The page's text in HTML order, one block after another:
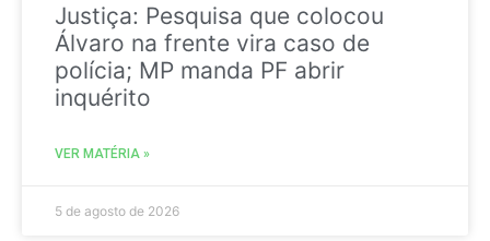
Justiça: Pesquisa que colocou
Álvaro na frente vira caso de
polícia; MP manda PF abrir
inquérito
VER MATÉRIA »
5 de agosto de 2026